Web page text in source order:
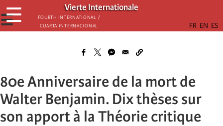
Skip
to
main
Vierte Internationale
Fourth International /
Cuarta Internacional
☰
☰
80e Anniversaire de la mort de
Walter Benjamin. Dix thèses sur
son apport à la Théorie critique